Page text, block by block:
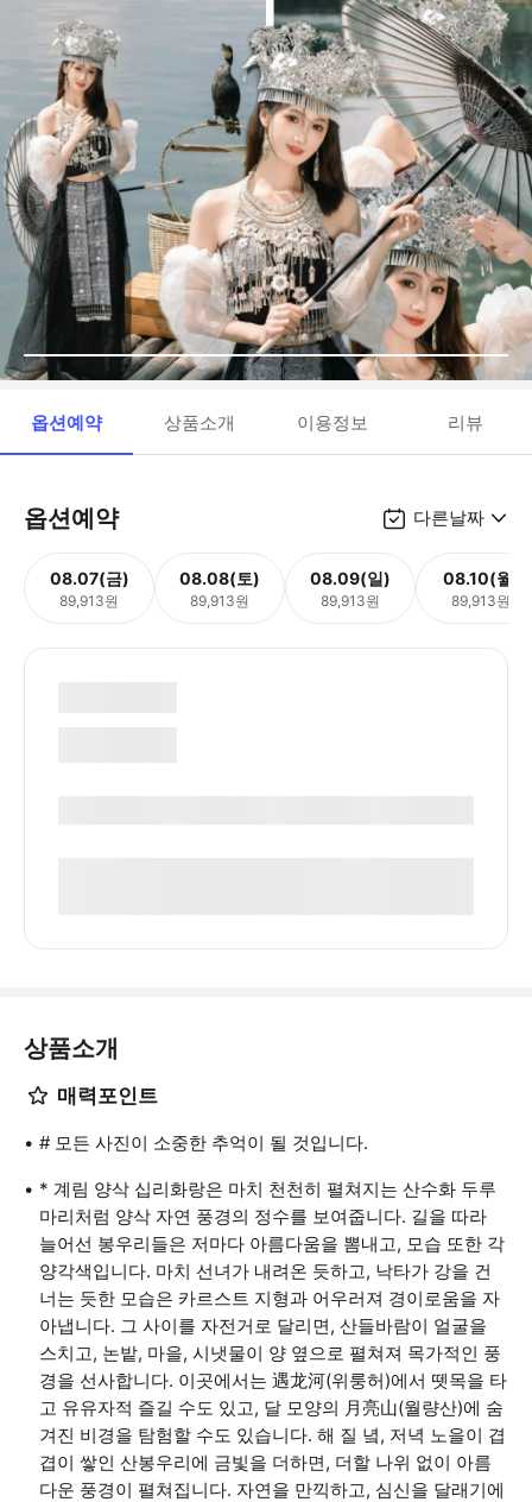
옵션예약 상품소개 이용정보 리뷰
옵션예약 다른날짜
08.07(금)
89,913원
08.08(토)
89,913원
08.09(일)
89,913원
08.10(월)
89,913원
상품소개
매력포인트
# 모든 사진이 소중한 추억이 될 것입니다.
* 계림 양삭 십리화랑은 마치 천천히 펼쳐지는 산수화 두루
마리처럼 양삭 자연 풍경의 정수를 보여줍니다. 길을 따라
늘어선 봉우리들은 저마다 아름다움을 뽐내고, 모습 또한 각
양각색입니다. 마치 선녀가 내려온 듯하고, 낙타가 강을 건
너는 듯한 모습은 카르스트 지형과 어우러져 경이로움을 자
아냅니다. 그 사이를 자전거로 달리면, 산들바람이 얼굴을
스치고, 논밭, 마을, 시냇물이 양 옆으로 펼쳐져 목가적인 풍
경을 선사합니다. 이곳에서는 遇龙河(위룽허)에서 뗏목을 타
고 유유자적 즐길 수도 있고, 달 모양의 月亮山(월량산)에 숨
겨진 비경을 탐험할 수도 있습니다. 해 질 녘, 저녁 노을이 겹
겹이 쌓인 산봉우리에 금빛을 더하면, 더할 나위 없이 아름
다운 풍경이 펼쳐집니다. 자연을 만끽하고, 심신을 달래기에